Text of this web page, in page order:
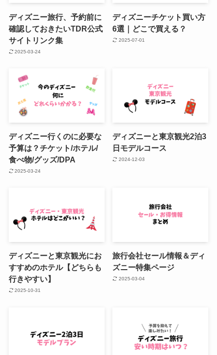
ディズニー旅行、予約前に
確認しておきたいTDR公式
サイトリンク集
2025-03-24
ディズニーチケット買い方
6選｜どこで買える？
2025-07-01
ディズニー行くのに必要な
予算は？チケット/ホテル/
食べ物/グッズ/DPA
2025-03-24
ディズニーと東京観光2泊3
日モデルコース
2024-12-03
ディズニーと東京観光にお
すすめのホテル【どちらも
行きやすい】
2025-10-31
旅行会社セール情報＆ディ
ズニー特集ページ
2025-03-04